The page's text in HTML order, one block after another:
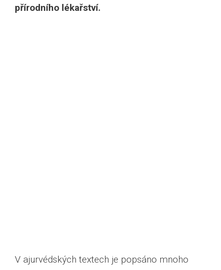
přírodního lékařství.
V ajurvédských textech je popsáno mnoho